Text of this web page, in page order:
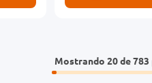
Mostrando 20 de 783